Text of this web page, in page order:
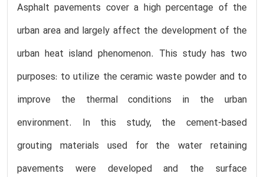
Asphalt pavements cover a high percentage of the
urban area and largely affect the development of the
urban heat island phenomenon. This study has two
purposes: to utilize the ceramic waste powder and to
improve the thermal conditions in the urban
environment. In this study, the cement-based
grouting materials used for the water retaining
pavements were developed and the surface